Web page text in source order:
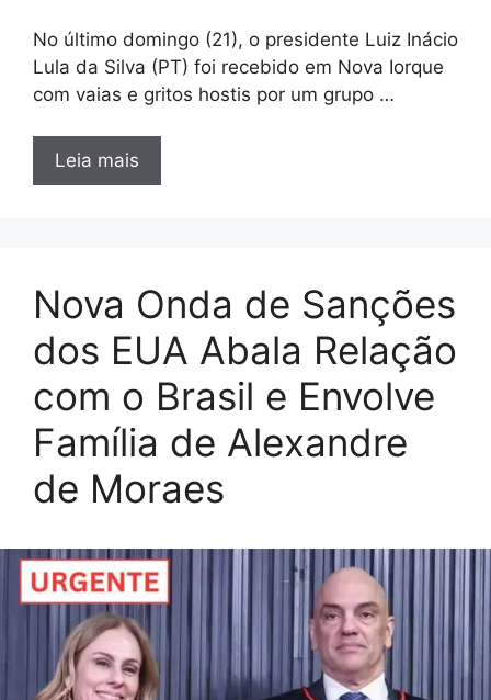
No último domingo (21), o presidente Luiz Inácio
Lula da Silva (PT) foi recebido em Nova Iorque
com vaias e gritos hostis por um grupo …
Leia mais
Nova Onda de Sanções
dos EUA Abala Relação
com o Brasil e Envolve
Família de Alexandre
de Moraes